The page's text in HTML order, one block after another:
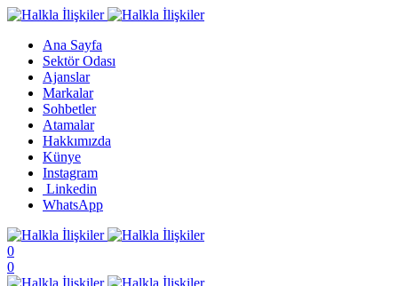
Ana Sayfa
Sektör Odası
Ajanslar
Markalar
Sohbetler
Atamalar
Hakkımızda
Künye
Instagram
Linkedin
WhatsApp
0
0